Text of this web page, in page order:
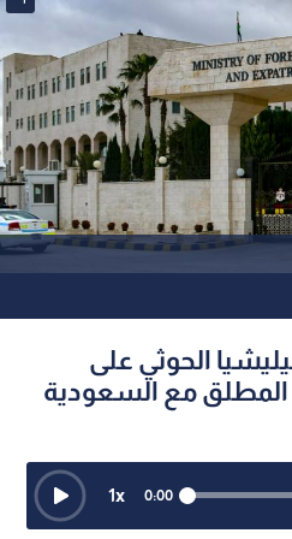
الحوثي على
المطلق مع السعودية
0:00
1x